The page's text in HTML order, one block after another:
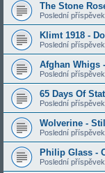
The Stone
Poslední
Klimt 1918 -
Poslední
Afghan Whigs
Poslední
65 Days Of
Poslední
Wolverine -
Poslední
Philip Glass -
Poslední